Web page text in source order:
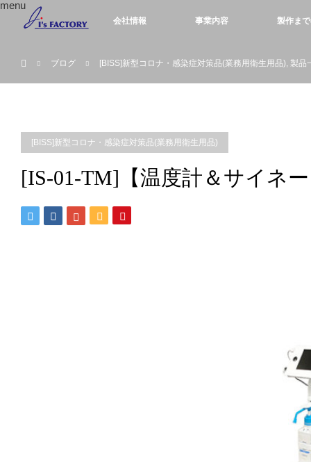
menu
会社情報 事業内容 製作ま
ブログ
[BISS]新型コロナ・感染症対策品(業務用衛生用品), 製品
[BISS]新型コロナ・感染症対策品(業務用衛生用品)
[IS-01-TM]【温度計＆サイネ